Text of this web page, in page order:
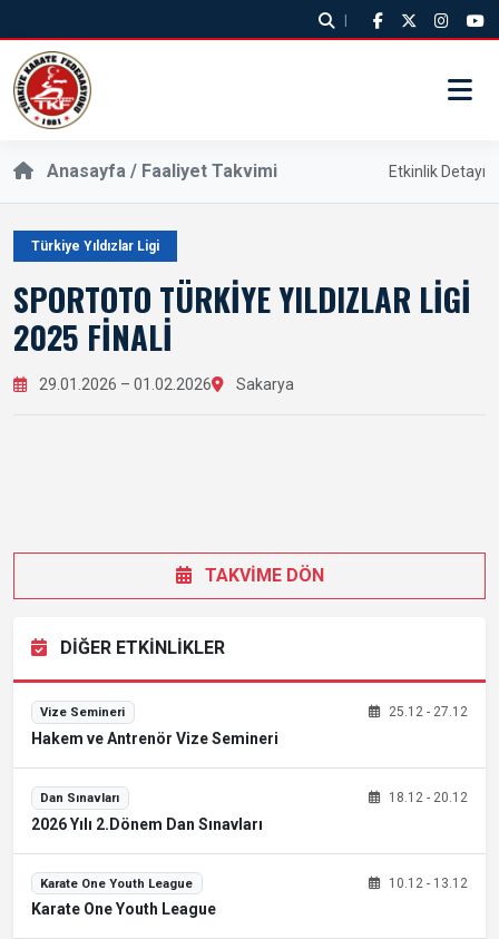
|
Anasayfa / Faaliyet Takvimi Etkinlik Detayı
Türkiye Yıldızlar Ligi
SPORTOTO TÜRKIYE YILDIZLAR LIGI
2025 FINALI
29.01.2026 – 01.02.2026 Sakarya
TAKVİME DÖN
DİĞER ETKİNLİKLER
Vize Semineri 25.12 - 27.12
Hakem ve Antrenör Vize Semineri
Dan Sınavları 18.12 - 20.12
2026 Yılı 2.Dönem Dan Sınavları
Karate One Youth League 10.12 - 13.12
Karate One Youth League